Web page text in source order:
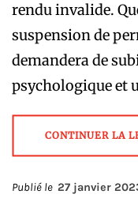
rendu invalide.
suspension de
demandera de
psychologique et
CONTINUER LA
Publié le 27 janvier